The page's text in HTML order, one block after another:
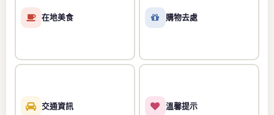
在地美食 購物去處
交通資訊 溫馨提示